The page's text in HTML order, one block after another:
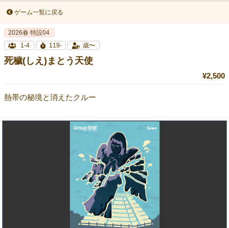
ゲーム一覧に戻る
2026春 特設04
1-4
119- 歳〜
死穢(しえ)まとう天使
¥2,500
熱帯の秘境と消えたクルー